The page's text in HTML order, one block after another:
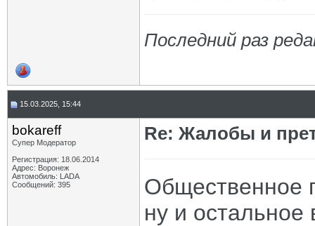
Последний раз
15.03.2025, 15:44
bokareff
Супер Модератор
Регистрация: 18.06.2014
Адрес: Воронеж
Автомобиль: LADA
Сообщений: 395
Re: Жалобы и
Общественное
ну и остальное